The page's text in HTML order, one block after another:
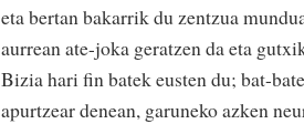
eta bertan bakarrik du zentzua
aurrean ate-joka geratzen da eta
Bizia hari fin batek eusten du; bat-
apurtzear denean, garuneko azken